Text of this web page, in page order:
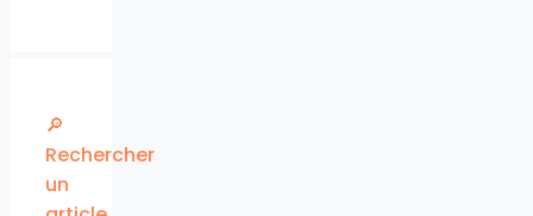
🔎
Rechercher
un